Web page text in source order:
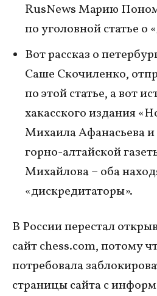
RusNews Марию
по уголовной статье о
Вот рассказ о
Саше Скочиленко,
по этой статье, а вот
хакасского издания
Михаила Афанасьева и
горно-алтайской
Михайлова – оба
«дискредитаторы».
В России перестал
сайт chess.com, потому
потребовала
страницы сайта с